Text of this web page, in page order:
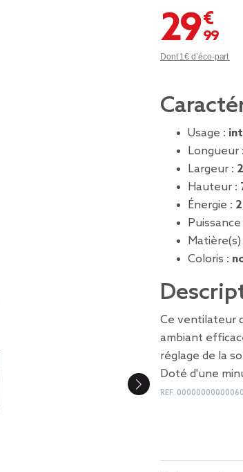
29,99 €
Dont 1€ d’éco-part
Usage :
Longueur :
Largeur :
Hauteur :
Énergie :
Puissance
Matière(s)
Coloris :
Ce ventilateur
ambiant
réglage de la
Doté d'une
REF.